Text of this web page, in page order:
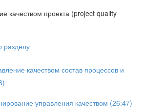
качеством проекта (project quality
разделу
качеством состав процессов и
управления качеством (26:47)